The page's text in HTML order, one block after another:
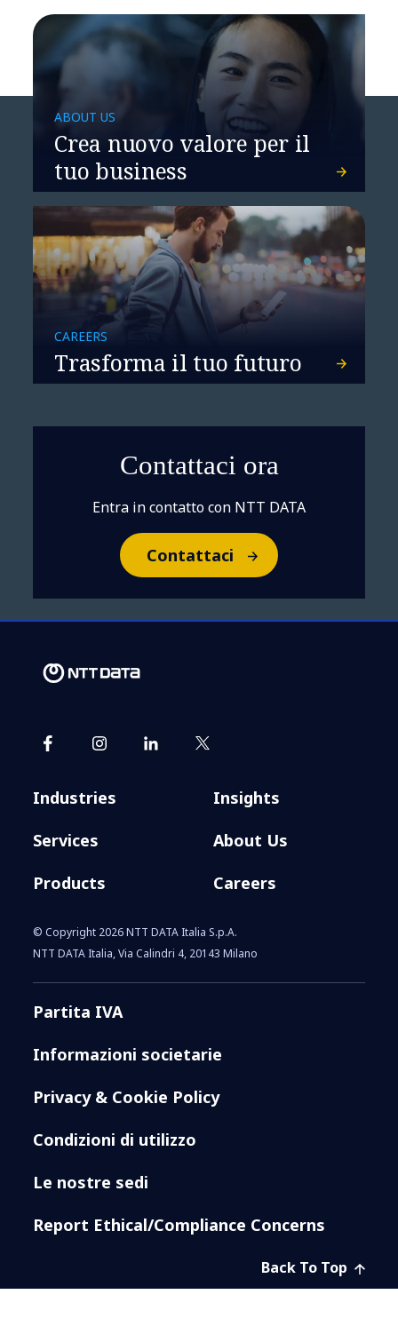
se non ci fosse
bisognerebbe inventarla
Innovazione sostenibile e
sviluppo economico. Un
futuro possibile che parte
dalle aziende
ABOUT US
Crea nuovo valore per il
tuo business
CAREERS
Trasforma il tuo futuro
Contattaci ora
Entra in contatto con NTT DATA
Contattaci
Industries
Services
Products
Insights
About Us
Careers
© Copyright 2026 NTT DATA Italia S.p.A.
NTT DATA Italia, Via Calindri 4, 20143 Milano
Partita IVA
Informazioni societarie
Privacy & Cookie Policy
Condizioni di utilizzo
Le nostre sedi
Report Ethical/Compliance Concerns
Back To Top